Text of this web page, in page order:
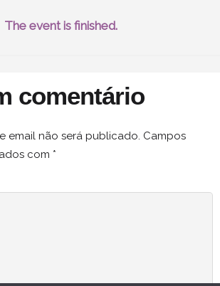
The event is finished.
comentário
email não será publicado. Campos
com *